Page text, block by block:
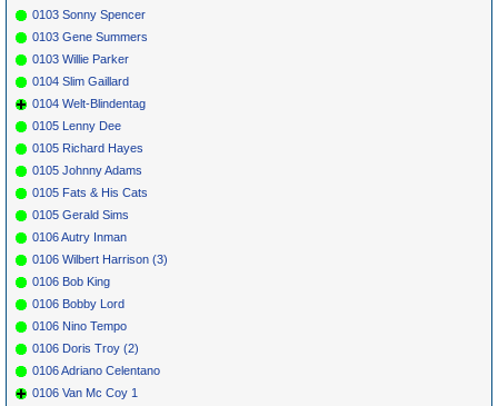
0103 Sonny Spencer
0103 Gene Summers
0103 Willie Parker
0104 Slim Gaillard
0104 Welt-Blindentag
0105 Lenny Dee
0105 Richard Hayes
0105 Johnny Adams
0105 Fats & His Cats
0105 Gerald Sims
0106 Autry Inman
0106 Wilbert Harrison (3)
0106 Bob King
0106 Bobby Lord
0106 Nino Tempo
0106 Doris Troy (2)
0106 Adriano Celentano
0106 Van Mc Coy 1